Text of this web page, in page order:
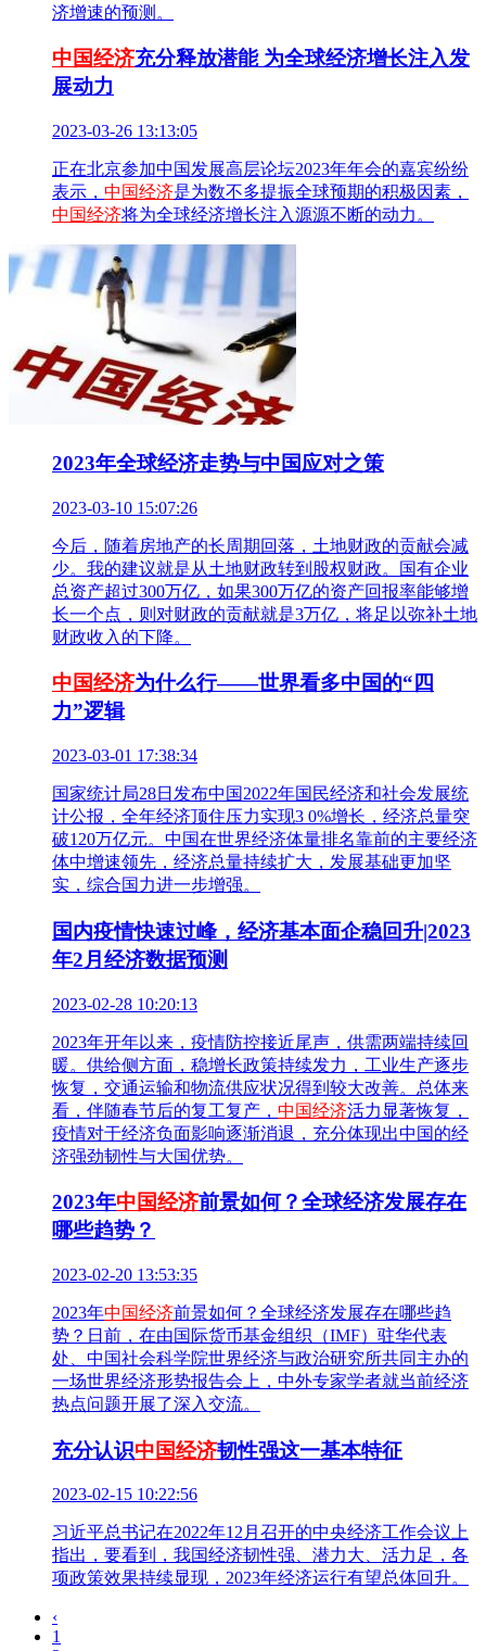
济增速的预测。
中国经济充分释放潜能 为全球经济增长注入发
展动力
2023-03-26 13:13:05
正在北京参加中国发展高层论坛2023年年会的嘉宾纷纷
表示， 中国经济是为数不多提振全球预期的积极因素，
中国经济将为全球经济增长注入源源不断的动力。
2023年全球经济走势与中国应对之策
2023-03-10 15:07:26
今后，随着房地产的长周期回落，土地财政的贡献会减
少。我的建议就是从土地财政转到股权财政。国有企业
总资产超过300万亿，如果300万亿的资产回报率能够增
长一个点，则对财政的贡献就是3万亿，将足以弥补土地
财政收入的下降。
中国经济为什么行——世界看多中国的“四
力”逻辑
2023-03-01 17:38:34
国家统计局28日发布中国2022年国民经济和社会发展统
计公报，全年经济顶住压力实现3 0%增长，经济总量突
破120万亿元。中国在世界经济体量排名靠前的主要经济
体中增速领先，经济总量持续扩大，发展基础更加坚
实，综合国力进一步增强。
国内疫情快速过峰，经济基本面企稳回升|2023
年2月经济数据预测
2023-02-28 10:20:13
2023年开年以来，疫情防控接近尾声，供需两端持续回
暖。供给侧方面，稳增长政策持续发力，工业生产逐步
恢复，交通运输和物流供应状况得到较大改善。总体来
看，伴随春节后的复工复产， 中国经济活力显著恢复，
疫情对于经济负面影响逐渐消退，充分体现出中国的经
济强劲韧性与大国优势。
2023年中国经济前景如何？全球经济发展存在
哪些趋势？
2023-02-20 13:53:35
2023年中国经济前景如何？全球经济发展存在哪些趋
势？日前，在由国际货币基金组织（IMF）驻华代表
处、中国社会科学院世界经济与政治研究所共同主办的
一场世界经济形势报告会上，中外专家学者就当前经济
热点问题开展了深入交流。
充分认识中国经济韧性强这一基本特征
2023-02-15 10:22:56
习近平总书记在2022年12月召开的中央经济工作会议上
指出，要看到，我国经济韧性强、潜力大、活力足，各
项政策效果持续显现，2023年经济运行有望总体回升。
‹
1